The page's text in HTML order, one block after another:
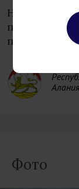
Новая
пункта
после
Алания
Фото